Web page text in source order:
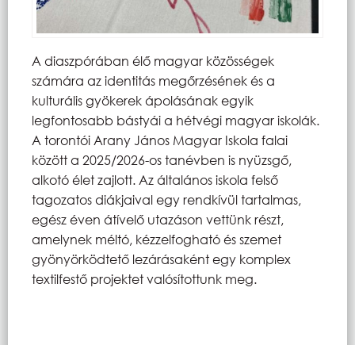
A diaszpórában élő magyar közösségek
számára az identitás megőrzésének és a
kulturális gyökerek ápolásának egyik
legfontosabb bástyái a hétvégi magyar iskolák.
A torontói Arany János Magyar Iskola falai
között a 2025/2026-os tanévben is nyüzsgő,
alkotó élet zajlott. Az általános iskola felső
tagozatos diákjaival egy rendkívül tartalmas,
egész éven átívelő utazáson vettünk részt,
amelynek méltó, kézzelfogható és szemet
gyönyörködtető lezárásaként egy komplex
textilfestő projektet valósítottunk meg.